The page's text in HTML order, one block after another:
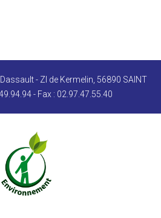
- ZI de Kermelin, 56890 SAINT
- Fax : 02.97.47.55.40